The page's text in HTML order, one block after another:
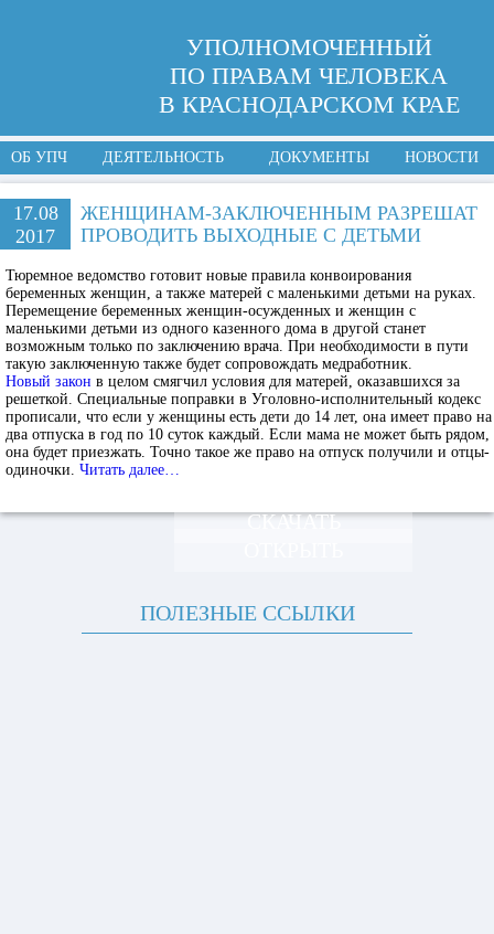
УПОЛНОМОЧЕННЫЙ
ПО ПРАВАМ ЧЕЛОВЕКА
В КРАСНОДАРСКОМ КРАЕ
ОБ УПЧ ДЕЯТЕЛЬНОСТЬ ДОКУМЕНТЫ НОВОСТИ
17.08
2017
ЖЕНЩИНАМ-ЗАКЛЮЧЕННЫМ РАЗРЕШАТ
ПРОВОДИТЬ ВЫХОДНЫЕ С ДЕТЬМИ
Тюремное ведомство готовит новые правила конвоирования
беременных женщин, а также матерей с маленькими детьми на руках.
Перемещение беременных женщин-осужденных и женщин с
маленькими детьми из одного казенного дома в другой станет
возможным только по заключению врача. При необходимости в пути
такую заключенную также будет сопровождать медработник.
Новый закон в целом смягчил условия для матерей, оказавшихся за
решеткой. Специальные поправки в Уголовно-исполнительный кодекс
прописали, что если у женщины есть дети до 14 лет, она имеет право на
два отпуска в год по 10 суток каждый. Если мама не может быть рядом,
она будет приезжать. Точно такое же право на отпуск получили и отцы-
одиночки. Читать далее…
СКАЧАТЬ
ПОЛЕЗНЫЕ ССЫЛКИ